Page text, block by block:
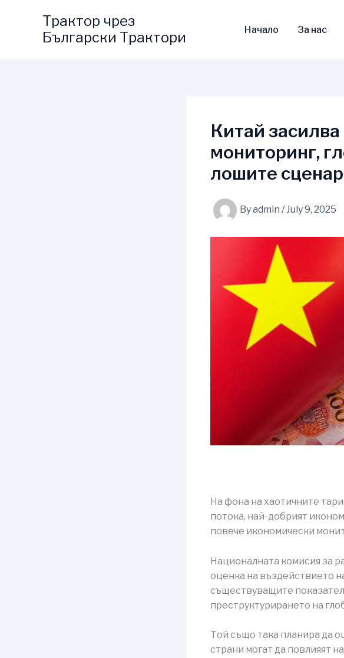
Трактор чрез
Български Трактори
Начало За нас
Китай
мониторинг,
лошите
Byadmin /July 9, 2025
На фона на хаотичните
потока, най-добрият
повече икономически
Националната комисия за
оценка на въздействието
съществуващите
преструктурирането на
Той също така планира да
страни могат да повлияят